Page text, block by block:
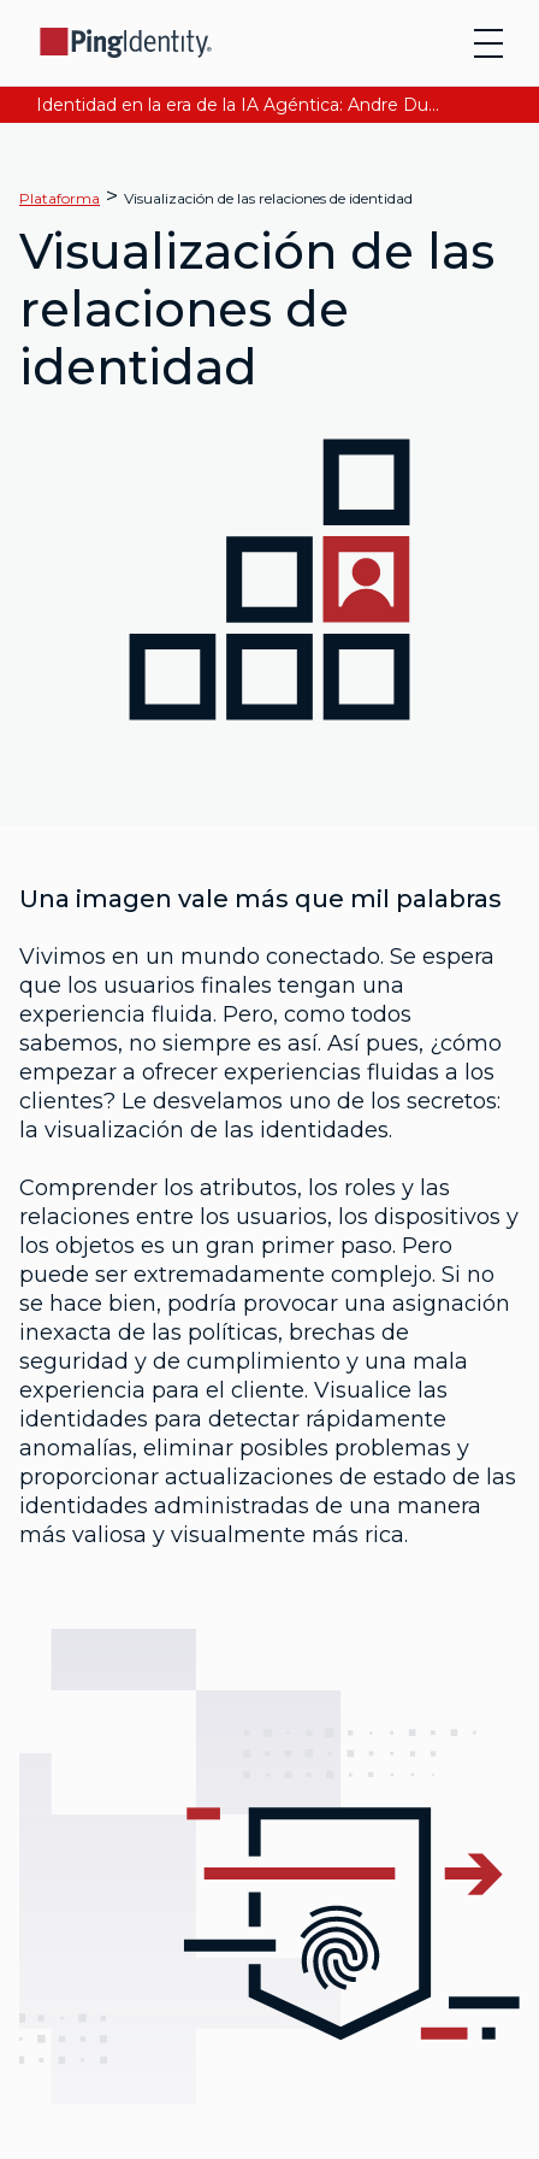
Identidad en la era de la IA Agéntica: Andre Durand explica cómo asegurar la confianza digital. Lee Ahora
Plataforma > Visualización de las relaciones de identidad
Visualización de las
relaciones de
identidad
Una imagen vale más que mil palabras
Vivimos en un mundo conectado. Se espera
que los usuarios finales tengan una
experiencia fluida. Pero, como todos
sabemos, no siempre es así. Así pues, ¿cómo
empezar a ofrecer experiencias fluidas a los
clientes? Le desvelamos uno de los secretos:
la visualización de las identidades.
Comprender los atributos, los roles y las
relaciones entre los usuarios, los dispositivos y
los objetos es un gran primer paso. Pero
puede ser extremadamente complejo. Si no
se hace bien, podría provocar una asignación
inexacta de las políticas, brechas de
seguridad y de cumplimiento y una mala
experiencia para el cliente. Visualice las
identidades para detectar rápidamente
anomalías, eliminar posibles problemas y
proporcionar actualizaciones de estado de las
identidades administradas de una manera
más valiosa y visualmente más rica.